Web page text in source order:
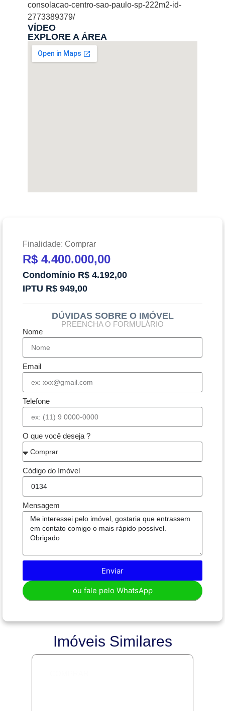
consolacao-centro-sao-paulo-sp-222m2-id-
2773389379/
VÍDEO
EXPLORE A ÁREA
Finalidade: Comprar
R$ 4.400.000,00
Condomínio R$ 4.192,00
IPTU R$ 949,00
DÚVIDAS SOBRE O IMÓVEL
PREENCHA O FORMULÁRIO
Nome
Email
Telefone
O que você deseja ?
Código do Imóvel
Mensagem
Enviar
ou fale pelo WhatsApp
Imóveis Similares